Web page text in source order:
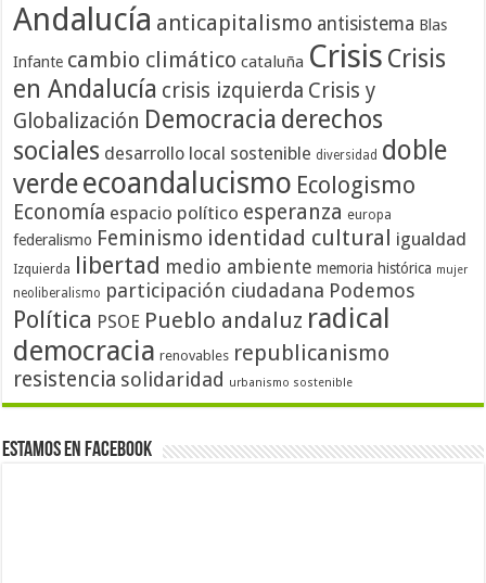
Andalucía anticapitalismo antisistema Blas
Infante cambio climático cataluña Crisis Crisis
en Andalucía crisis izquierda Crisis y
Globalización Democracia derechos
sociales desarrollo local sostenible diversidad doble
verdeecoandalucismo Ecologismo
Economía espacio político esperanza europa
federalismo Feminismo identidad cultural igualdad
Izquierda libertad medio ambiente memoria histórica mujer
neoliberalismo participación ciudadana Podemos
Política PSOE Pueblo andaluz radical
democracia renovables republicanismo
resistencia solidaridad urbanismo sostenible
Estamos en Facebook